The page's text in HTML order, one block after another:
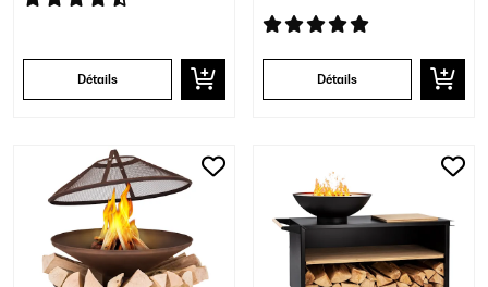
Détails Détails